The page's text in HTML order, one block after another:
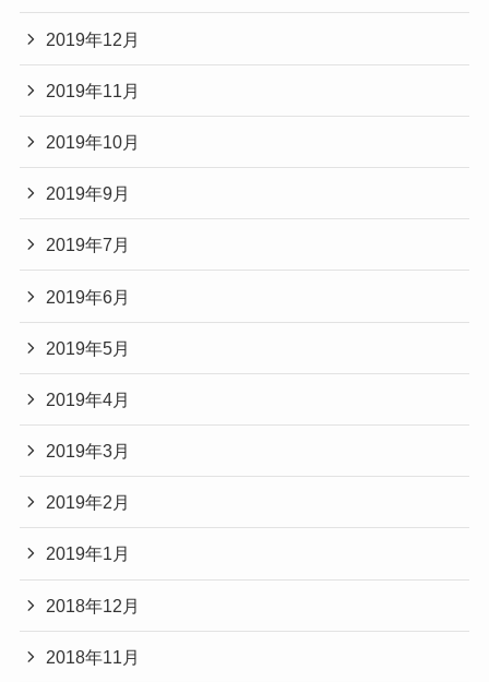
2019年12月
2019年11月
2019年10月
2019年9月
2019年7月
2019年6月
2019年5月
2019年4月
2019年3月
2019年2月
2019年1月
2018年12月
2018年11月